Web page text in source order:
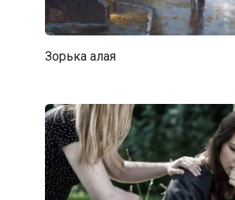
Зорька алая